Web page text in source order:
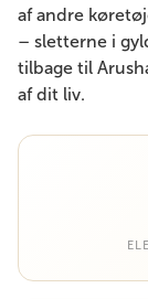
af andre
– sletterne i
tilbage til
af ​​dit liv.